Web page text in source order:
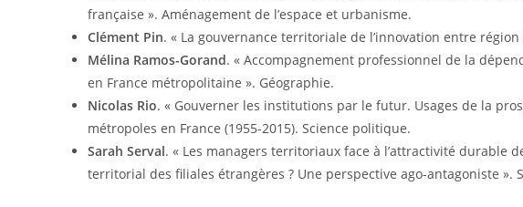
française ». Aménagement de l’espace et urbanisme.
Clément Pin. « La gouvernance territoriale de l’innovation entre
Mélina Ramos-Gorand. « Accompagnement professionnel de la
en France métropolitaine ». Géographie.
Nicolas Rio. « Gouverner les institutions par le futur. Usages de la
métropoles en France (1955-2015). Science politique.
Sarah Serval. « Les managers territoriaux face à l’attractivité durable
territorial des filiales étrangères ? Une perspective ago-antagoniste ».